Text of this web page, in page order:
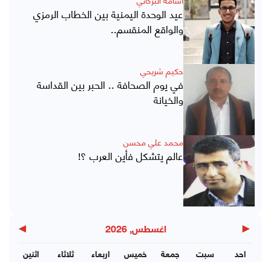
عيد الوحدة اليمنية بين الخطاب الرمزي
والواقع المنقسم..
حكيم شريحي
في يوم الصحافة .. الحبر بين القداسة
والخيانة
محمد علي محسن
عالم يتشكل فأين العرب ؟!
◀ اغسطس, 2026 ▶
اثنين ثلاثاء اربعاء خميس جمعة سبت احد